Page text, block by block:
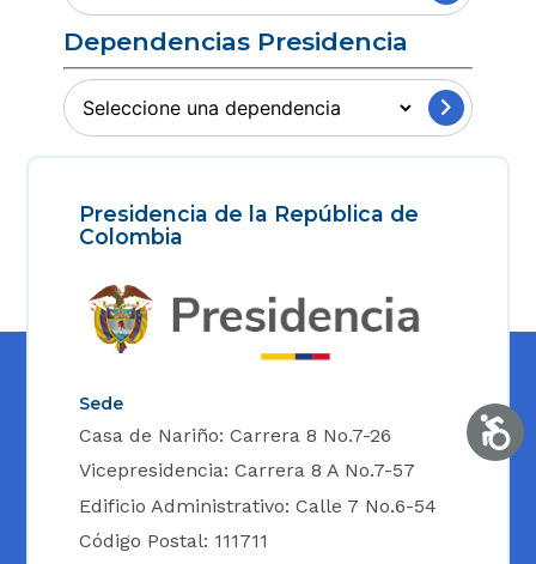
Web
Presidencia
Dependencias Presidencia
Información
Institucional
Presidencia de la República de
Colombia
Sede
Casa de Nariño: Carrera 8 No.7-26
Vicepresidencia: Carrera 8 A No.7-57
Edificio Administrativo: Calle 7 No.6-54
Código Postal: 111711